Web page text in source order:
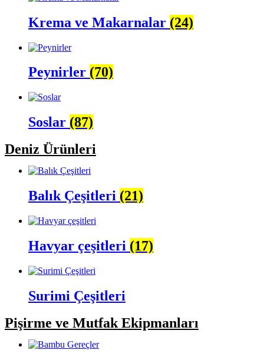
Krema ve Makarnalar (24)
Peynirler (70)
Soslar (87)
Deniz Ürünleri
Balık Çeşitleri (21)
Havyar çeşitleri (17)
Surimi Çeşitleri
Pişirme ve Mutfak Ekipmanları